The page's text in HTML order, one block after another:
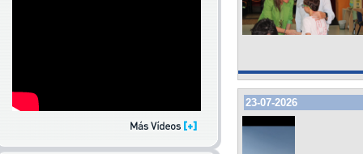
23-07-2026